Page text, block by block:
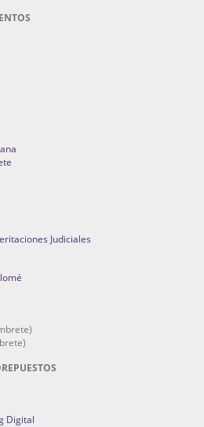
Judiciales
Digital